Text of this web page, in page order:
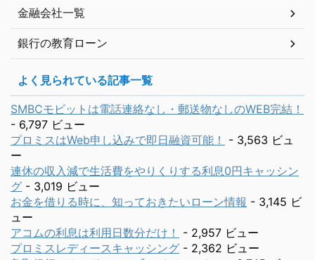
金融会社一覧
銀行の教育ローン
よく見られている記事一覧
SMBCモビットは電話連絡なし・郵送物なしのWEB完結！
- 6,797 ビュー
プロミスはWeb申し込みで即日融資可能！
- 3,563 ビュ
ー
連休の収入減で生活費をやりくりする利息0円キャッシン
グ - 3,019 ビュー
お金を借りる時に、知っておきたいローン情報 - 3,145 ビ
ュー
アコムの利息は利用日数分だけ！
- 2,957 ビュー
プロミスレディースキャッシング - 2,362 ビュー